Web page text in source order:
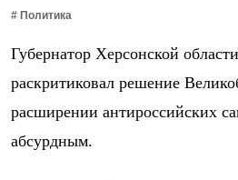
# Политика
Губернатор Херсонской
раскритиковал решение
расширении антироссийских
абсурдным.